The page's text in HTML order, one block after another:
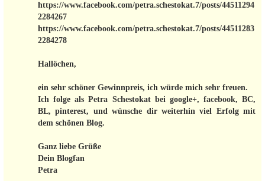
https://www.facebook.com/petra.schestokat.7/posts/44511294
2284267
https://www.facebook.com/petra.schestokat.7/posts/44511283
2284278
Hallöchen,
ein sehr schöner Gewinnpreis, ich würde mich sehr freuen.
Ich folge als Petra Schestokat bei google+, facebook, BC,
BL, pinterest, und wünsche dir weiterhin viel Erfolg mit
dem schönen Blog.
Ganz liebe Grüße
Dein Blogfan
Petra